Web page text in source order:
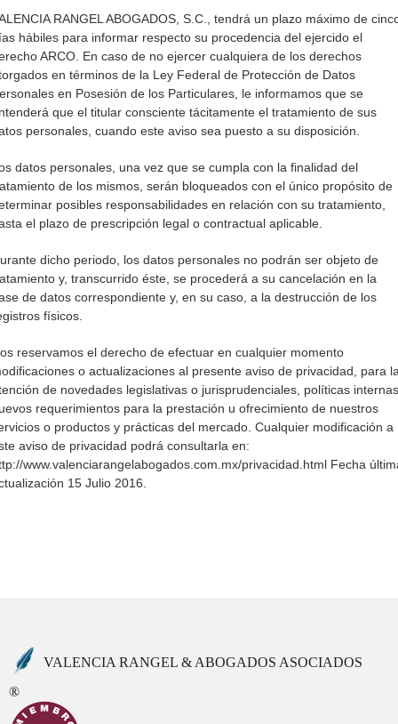
RANGEL ABOGADOS, S.C., tendrá un plazo máximo de
hábiles para informar respecto su procedencia del ejercido el
ARCO. En caso de no ejercer cualquiera de los derechos
en términos de la Ley Federal de Protección de Datos
en Posesión de los Particulares, le informamos que se
que el titular consciente tácitamente el tratamiento de sus
personales, cuando este aviso sea puesto a su disposición.
datos personales, una vez que se cumpla con la finalidad del
de los mismos, serán bloqueados con el único propósito de
posibles responsabilidades en relación con su tratamiento,
el plazo de prescripción legal o contractual aplicable.
dicho periodo, los datos personales no podrán ser objeto de
y, transcurrido éste, se procederá a su cancelación en la
de datos correspondiente y, en su caso, a la destrucción de los
físicos.
reservamos el derecho de efectuar en cualquier momento
o actualizaciones al presente aviso de privacidad, para
de novedades legislativas o jurisprudenciales, políticas
requerimientos para la prestación u ofrecimiento de nuestros
o productos y prácticas del mercado. Cualquier modificación a
aviso de privacidad podrá consultarla en:
www.valenciarangelabogados.com.mx/privacidad.html Fecha
15 Julio 2016.
VALENCIA RANGEL & ABOGADOS ASOCIADOS
®